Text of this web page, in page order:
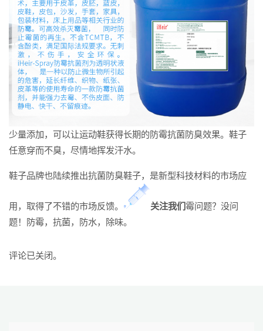
少量添加，可以让运动鞋获得长期的防霉抗菌防臭效果。鞋子
任意穿而不臭，尽情地挥发汗水。
鞋子品牌也陆续推出抗菌防臭鞋子，是新型科技材料的市场应
用，取得了不错的市场反馈。 关注我们霉问题？没问
题！防霉，抗菌，防水，除味。
评论已关闭。